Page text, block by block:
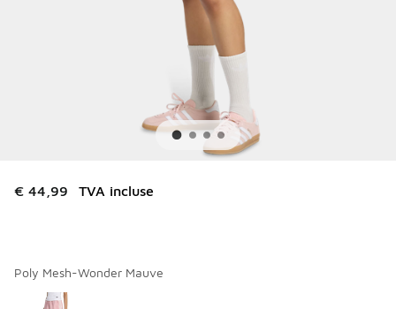
€ 44,99 TVA incluse
Poly Mesh-Wonder Mauve
Page 1 sur 1 affichant 1 à 1 des 1 couleurs.
Merci de sélectionner un style